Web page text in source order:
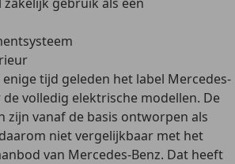
tijd geleden het label Mercedes-
de volledig elektrische modellen. De
zijn vanaf de basis ontworpen als
niet vergelijkbaar met het
van Mercedes-Benz. Dat heeft